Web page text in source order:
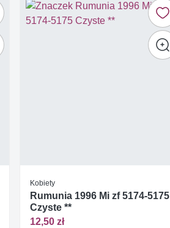
Kobiety
Rumunia 1996 Mi zf 5174-5175
Czyste **
12,50 zł